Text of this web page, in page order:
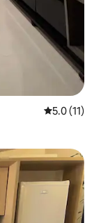
Ukadiriaji
5.0 (11)